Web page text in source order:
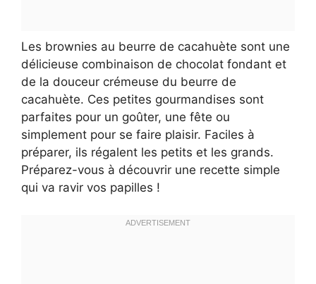
Les brownies au beurre de cacahuète sont une
délicieuse combinaison de chocolat fondant et
de la douceur crémeuse du beurre de
cacahuète. Ces petites gourmandises sont
parfaites pour un goûter, une fête ou
simplement pour se faire plaisir. Faciles à
préparer, ils régalent les petits et les grands.
Préparez-vous à découvrir une recette simple
qui va ravir vos papilles !